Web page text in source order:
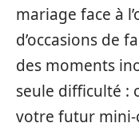
mariage face à
d’occasions de
des moments
seule difficulté :
votre futur mini-